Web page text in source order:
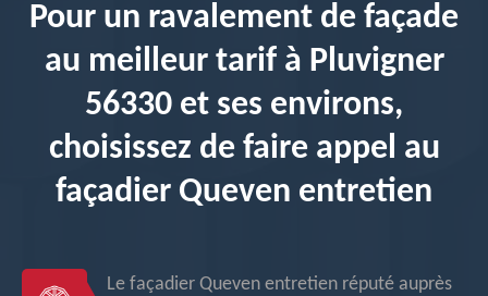
Pour un ravalement de façade
au meilleur tarif à Pluvigner
56330 et ses environs,
choisissez de faire appel au
façadier Queven entretien
Le façadier Queven entretien réputé auprès